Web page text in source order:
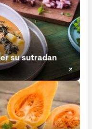
su sutradan